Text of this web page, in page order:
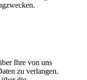
Ihre von uns
zu verlangen.